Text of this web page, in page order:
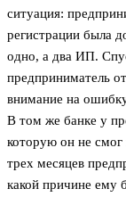
ситуация:
регистрации была
одно, а два ИП.
предприниматель
внимание на
В том же банке у
которую он не смог
трех месяцев
какой причине ему